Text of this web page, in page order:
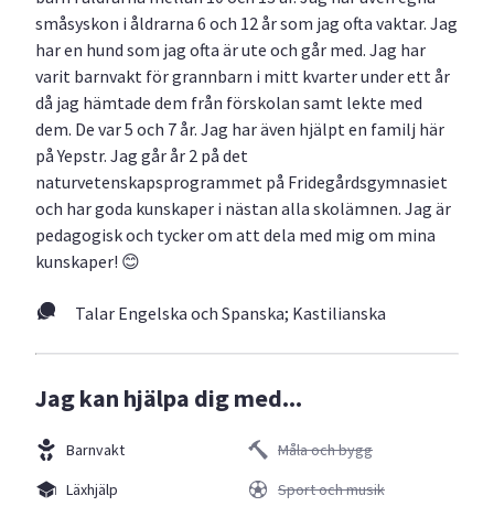
småsyskon i åldrarna 6 och 12 år som jag ofta vaktar. Jag
har en hund som jag ofta är ute och går med. Jag har
varit barnvakt för grannbarn i mitt kvarter under ett år
då jag hämtade dem från förskolan samt lekte med
dem. De var 5 och 7 år. Jag har även hjälpt en familj här
på Yepstr. Jag går år 2 på det
naturvetenskapsprogrammet på Fridegårdsgymnasiet
och har goda kunskaper i nästan alla skolämnen. Jag är
pedagogisk och tycker om att dela med mig om mina
kunskaper! 😊
Talar Engelska och Spanska; Kastilianska
Jag kan hjälpa dig med...
Barnvakt
Läxhjälp
Måla och bygg
Sport och musik